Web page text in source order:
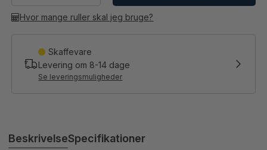
Hvor mange ruller skal jeg bruge?
Skaffevare
Levering om 8-14 dage
Se leveringsmuligheder
BeskrivelseSpecifikationer